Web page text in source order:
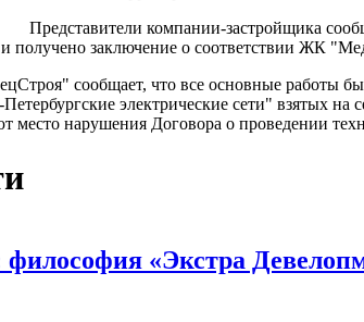
Представители компании-застройщика
и получено заключение о соответствии ЖК
сообщает, что все основные работы
электрические сети" взятых на
место нарушения Договора о проведении
«Экстра